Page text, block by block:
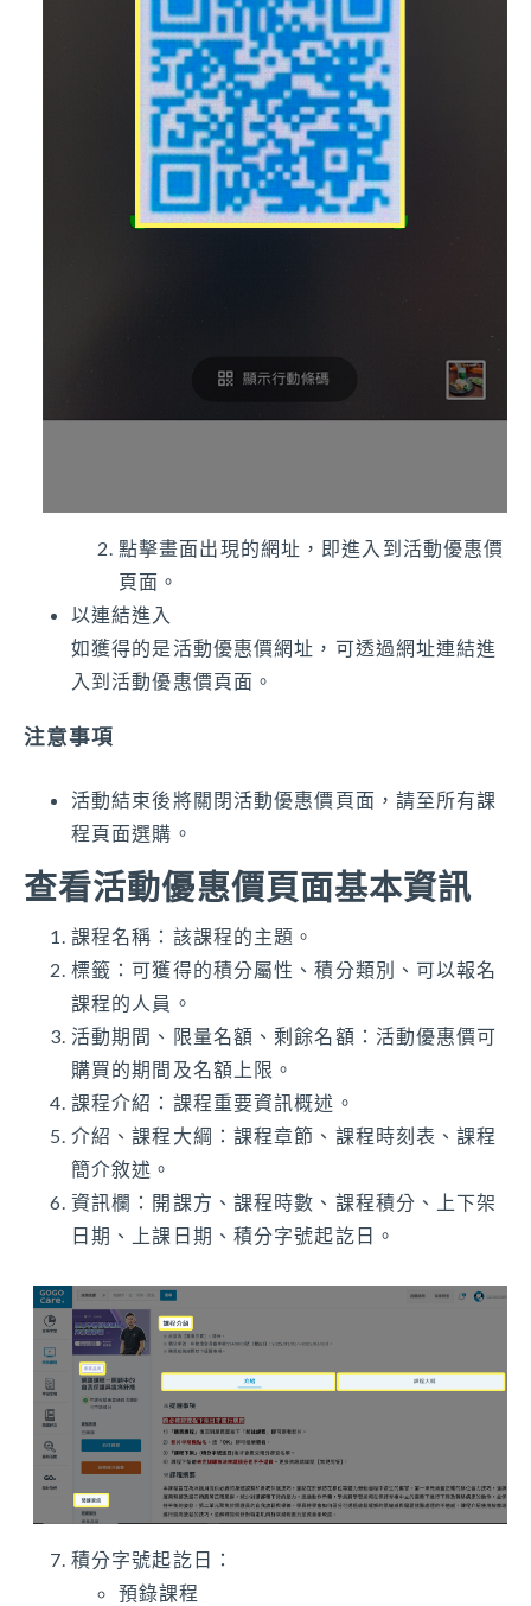
點擊畫面出現的網址，即進入到活動優惠價
頁面。
以連結進入
如獲得的是活動優惠價網址，可透過網址連結進
入到活動優惠價頁面。
注意事項
活動結束後將關閉活動優惠價頁面，請至所有課
程頁面選購。
查看活動優惠價頁面基本資訊
課程名稱：該課程的主題。
標籤：可獲得的積分屬性、積分類別、可以報名
課程的人員。
活動期間、限量名額、剩餘名額：活動優惠價可
購買的期間及名額上限。
課程介紹：課程重要資訊概述。
介紹、課程大綱：課程章節、課程時刻表、課程
簡介敘述。
資訊欄：開課方、課程時數、課程積分、上下架
日期、上課日期、積分字號起訖日。
積分字號起訖日：
預錄課程